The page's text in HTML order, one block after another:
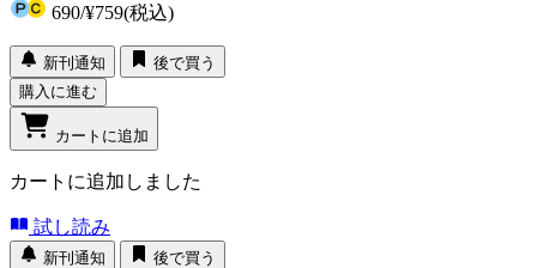
690/¥759(税込)
新刊通知
後で買う
購入に進む
カートに追加
カートに追加しました
試し読み
新刊通知 後で買う